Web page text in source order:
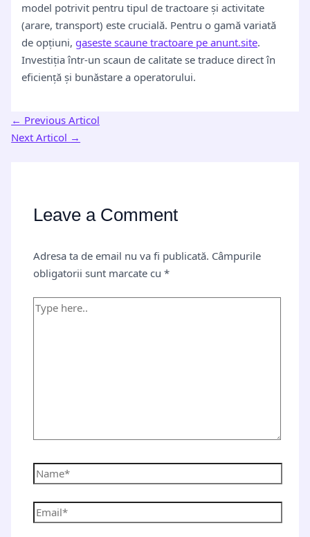
model potrivit pentru tipul de tractoare și activitate
(arare, transport) este crucială. Pentru o gamă variată
de opțiuni,gaseste scaune tractoare pe anunt.site.
Investiția într-un scaun de calitate se traduce direct în
eficiență și bunăstare a operatorului.
← Previous Articol
Next Articol →
Leave a Comment
Adresa ta de email nu va fi publicată. Câmpurile
obligatorii sunt marcate cu*